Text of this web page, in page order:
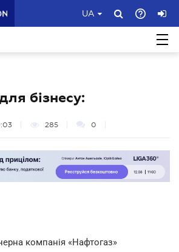
UA
бізнесу:
285 0
компанія «Нафтогаз»